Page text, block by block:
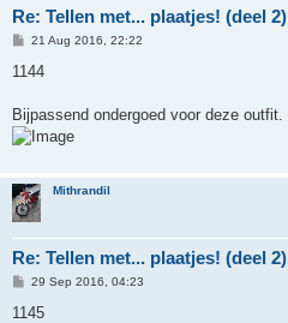
Re: Tellen met... plaatjes! (deel 2)
P
s
21 Aug 2016, 22:22
1144
Bijpassend ondergoed voor deze outfit.
Mithrandil
Re: Tellen met... plaatjes! (deel 2)
P
s
29 Sep 2016, 04:23
1145